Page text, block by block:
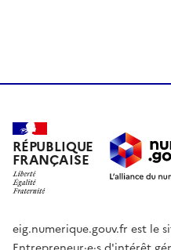
RÉPUBLIQUE
FRANÇAISE
eig.numerique.gouv.fr est le